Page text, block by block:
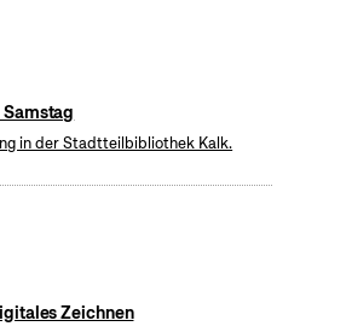
in der Stadtteilbibliothek Kalk.
Zeichnen